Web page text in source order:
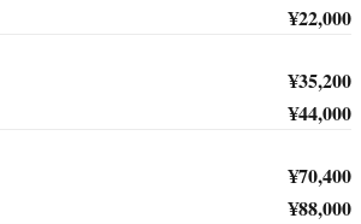
¥22,000
¥35,200
¥44,000
¥70,400
¥88,000